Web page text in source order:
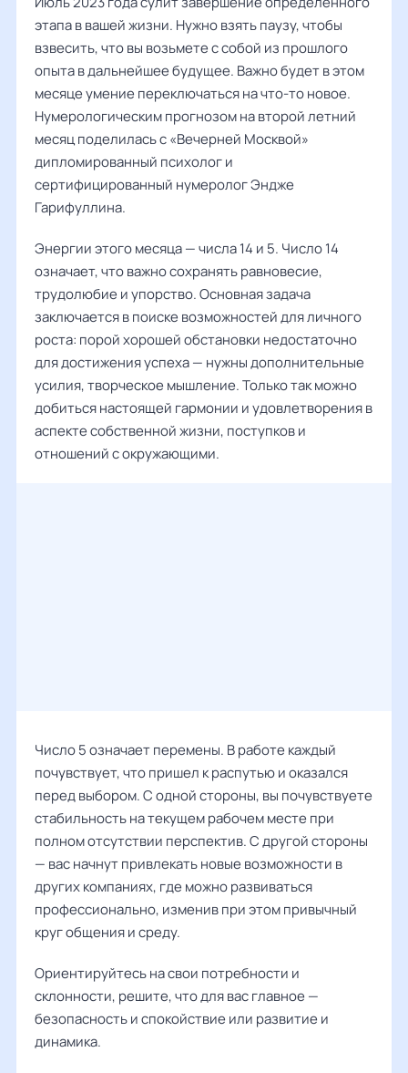
этапа в вашей жизни. Нужно взять паузу, чтобы
взвесить, что вы возьмете с собой из прошлого
опыта в дальнейшее будущее. Важно будет в этом
месяце умение переключаться на что-то новое.
Нумерологическим прогнозом на второй летний
месяц поделилась с «Вечерней Москвой»
дипломированный психолог и
сертифицированный нумеролог Эндже
Гарифуллина.
Энергии этого месяца — числа 14 и 5. Число 14
означает, что важно сохранять равновесие,
трудолюбие и упорство. Основная задача
заключается в поиске возможностей для личного
роста: порой хорошей обстановки недостаточно
для достижения успеха — нужны дополнительные
усилия, творческое мышление. Только так можно
добиться настоящей гармонии и удовлетворения в
аспекте собственной жизни, поступков и
отношений с окружающими.
Число 5 означает перемены. В работе каждый
почувствует, что пришел к распутью и оказался
перед выбором. С одной стороны, вы почувствуете
стабильность на текущем рабочем месте при
полном отсутствии перспектив. С другой стороны
— вас начнут привлекать новые возможности в
других компаниях, где можно развиваться
профессионально, изменив при этом привычный
круг общения и среду.
Ориентируйтесь на свои потребности и
склонности, решите, что для вас главное —
безопасность и спокойствие или развитие и
динамика.